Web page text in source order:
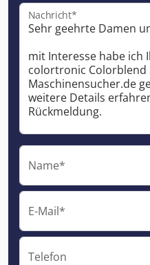
Nachricht*
Name*
E-Mail*
Telefon